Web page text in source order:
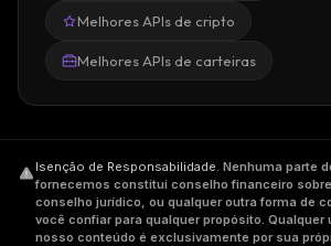
Melhores APIs de cripto
Melhores APIs de carteiras
Isenção de Responsabilidade. Nenhuma parte
fornecemos constitui conselho financeiro
conselho jurídico, ou qualquer outra forma de
você confiar para qualquer propósito. Qualquer
nosso conteúdo é exclusivamente por sua